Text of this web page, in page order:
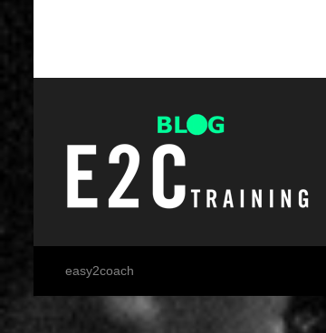
easy2coach